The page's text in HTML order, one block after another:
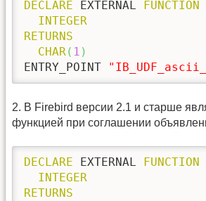
DECLARE EXTERNAL FUNCTION
INTEGER
RETURNS
CHAR( 1 )
ENTRY_POINT
2. В Firebird версии 2.1 и старше
функцией при соглашении
DECLARE EXTERNAL FUNCTION
INTEGER
RETURNS